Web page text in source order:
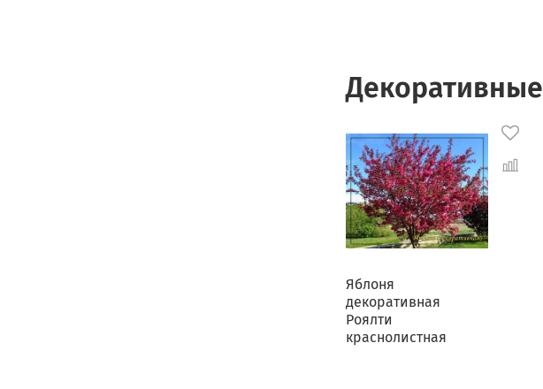
Декоративные
Яблоня
декоративная
Роялти
краснолистная